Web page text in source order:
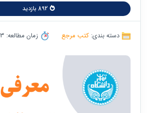
دسته بندی: کتب مرجع زمان مطالعه: 3 دقیقه